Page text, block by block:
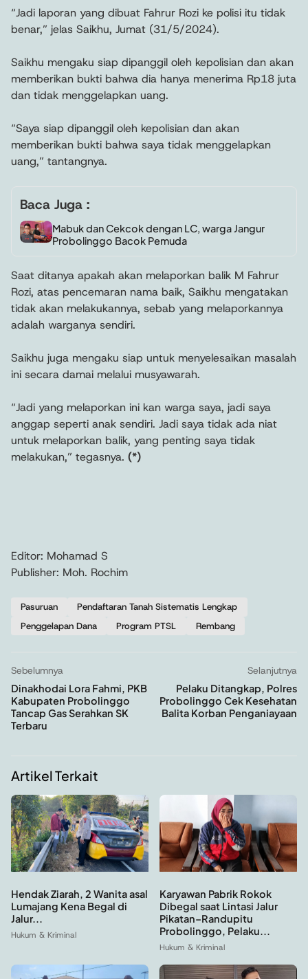
“Jadi laporan yang dibuat Fahrur Rozi ke polisi itu tidak
benar,” jelas Saikhu, Jumat (31/5/2024).
Saikhu mengaku siap dipanggil oleh kepolisian dan akan
memberikan bukti bahwa dia hanya menerima Rp18 juta
dan tidak menggelapkan uang.
“Saya siap dipanggil oleh kepolisian dan akan
memberikan bukti bahwa saya tidak menggelapkan
uang,” tantangnya.
Baca Juga :
Mabuk dan Cekcok dengan LC, warga Jangur
Probolinggo Bacok Pemuda
Saat ditanya apakah akan melaporkan balik M Fahrur
Rozi, atas pencemaran nama baik, Saikhu mengatakan
tidak akan melakukannya, sebab yang melaporkannya
adalah warganya sendiri.
Saikhu juga mengaku siap untuk menyelesaikan masalah
ini secara damai melalui musyawarah.
“Jadi yang melaporkan ini kan warga saya, jadi saya
anggap seperti anak sendiri. Jadi saya tidak ada niat
untuk melaporkan balik, yang penting saya tidak
melakukan,” tegasnya. (*)
Editor: Mohamad S
Publisher: Moh. Rochim
Pasuruan
Pendaftaran Tanah Sistematis Lengkap
Penggelapan Dana
Program PTSL Rembang
Sebelumnya
Dinakhodai Lora Fahmi, PKB
Kabupaten Probolinggo
Tancap Gas Serahkan SK
Terbaru
Selanjutnya
Pelaku Ditangkap, Polres
Probolinggo Cek Kesehatan
Balita Korban Penganiayaan
Artikel Terkait
Hendak Ziarah, 2 Wanita asal
Lumajang Kena Begal di
Jalur...
Hukum & Kriminal
Karyawan Pabrik Rokok
Dibegal saat Lintasi Jalur
Pikatan–Randupitu
Probolinggo, Pelaku...
Hukum & Kriminal